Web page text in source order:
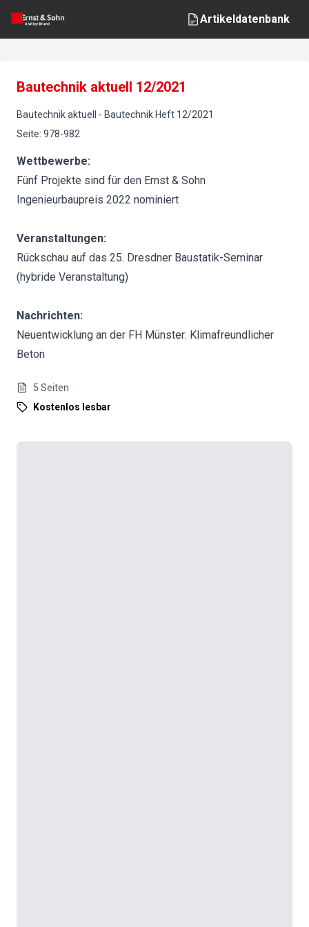
Artikeldatenbank
Bautechnik aktuell 12/2021
Bautechnik aktuell - Bautechnik Heft 12/2021
Seite: 978-982
Wettbewerbe:
Fünf Projekte sind für den Ernst & Sohn
Ingenieurbaupreis 2022 nominiert
Veranstaltungen:
Rückschau auf das 25. Dresdner Baustatik-Seminar
(hybride Veranstaltung)
Nachrichten:
Neuentwicklung an der FH Münster: Klimafreundlicher
Beton
5 Seiten
Kostenlos lesbar